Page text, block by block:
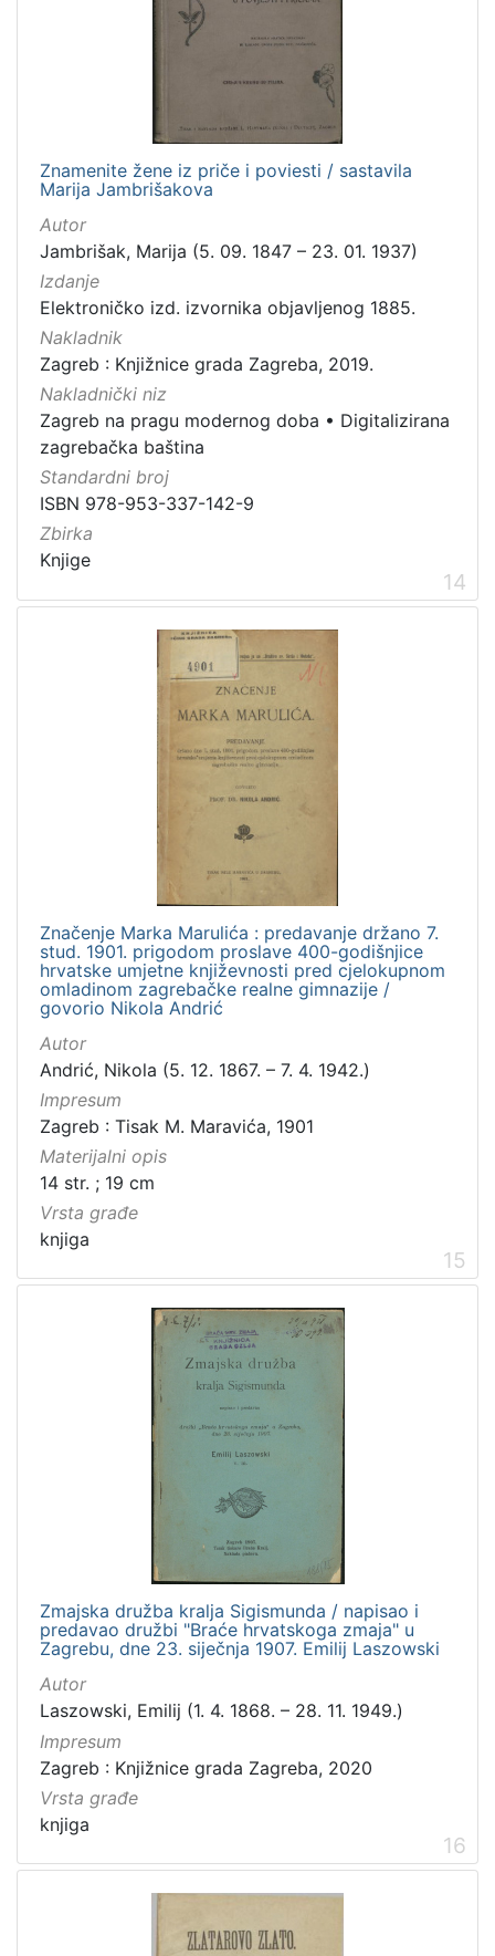
Znamenite žene iz priče i poviesti / sastavila
Marija Jambrišakova
Autor
Jambrišak, Marija (5. 09. 1847 – 23. 01. 1937)
Izdanje
Elektroničko izd. izvornika objavljenog 1885.
Nakladnik
Zagreb : Knjižnice grada Zagreba, 2019.
Nakladnički niz
Zagreb na pragu modernog doba • Digitalizirana
zagrebačka baština
Standardni broj
ISBN 978-953-337-142-9
Zbirka
Knjige
14
Značenje Marka Marulića : predavanje držano 7.
stud. 1901. prigodom proslave 400-godišnjice
hrvatske umjetne književnosti pred cjelokupnom
omladinom zagrebačke realne gimnazije /
govorio Nikola Andrić
Autor
Andrić, Nikola (5. 12. 1867. – 7. 4. 1942.)
Impresum
Zagreb : Tisak M. Maravića, 1901
Materijalni opis
14 str. ; 19 cm
Vrsta građe
knjiga
15
Zmajska družba kralja Sigismunda / napisao i
predavao družbi "Braće hrvatskoga zmaja" u
Zagrebu, dne 23. siječnja 1907. Emilij Laszowski
Autor
Laszowski, Emilij (1. 4. 1868. – 28. 11. 1949.)
Impresum
Zagreb : Knjižnice grada Zagreba, 2020
Vrsta građe
knjiga
16